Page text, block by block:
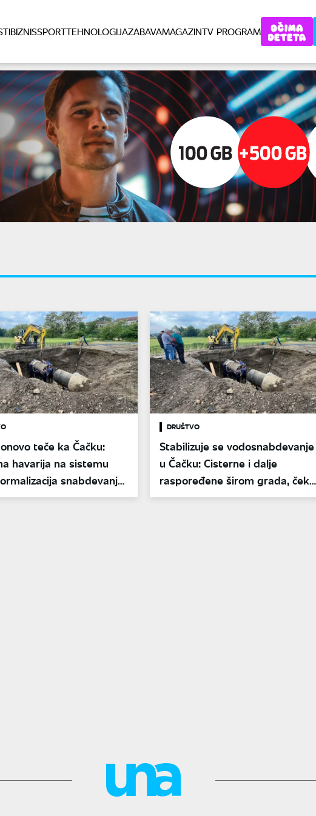
BIZNISSPORTTEHNOLOGIJAZABAVAMAGAZINTV PROGRAM
teče ka Čačku:
havarija na sistemu
snabdevanja
DRUŠTVO
Stabilizuje se vodosnabdevanje
u Čačku: Cisterne i dalje
raspoređene širom grada, čeka
se potvrda Zavoda za javno